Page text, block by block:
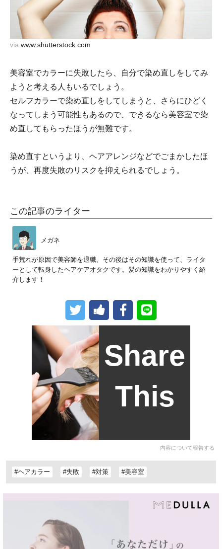
via www.shutterstock.com
美容室でカラーに失敗したら、自分で染め直しをしてみ
ようと考える人もいるでしょう。
セルフカラーで染め直しをしてしまうと、さらにひどく
なってしまう可能性もあるので、できるなら美容室で染
め直してもらったほうが無難です。
染め直すというより、ヘアアレンジなどでごまかしたほ
うが、再度失敗のリスクを抑えられるでしょう。
この記事のライター
メガネ
手荒れが原因で美容師を退職。その後はその知識を使って、ライタ
ーとして転身したヘアケアオタクです。髪の知識をわかりやすく紹
介します！
Share
This
内容について報告する
#ヘアカラー #失敗 #対策 #美容室